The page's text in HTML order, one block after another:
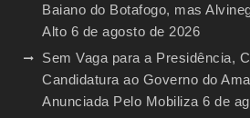
Baiano do Botafogo, mas
Alto 6 de agosto de 2026
Sem Vaga para a Presidência,
Candidatura ao Governo do
Anunciada Pelo Mobiliza 6 de